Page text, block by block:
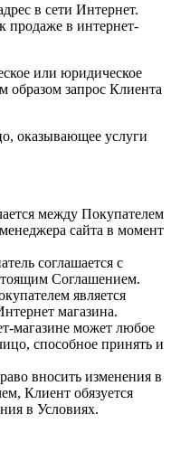
в сети Интернет.
продаже в интернет-
или юридическое
запрос Клиента
оказывающее услуги
между Покупателем
сайта в момент
соглашается с
Соглашением.
является
магазина.
магазине может любое
способное принять и
вносить изменения в
Клиент обязуется
в Условиях.